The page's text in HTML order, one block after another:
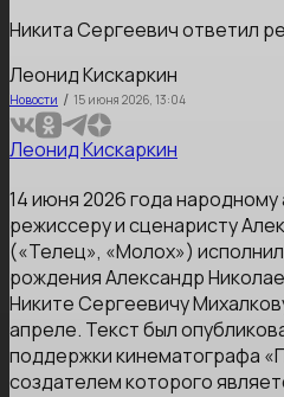
Никита Сергеевич ответил
Леонид Кискаркин
Новости / 15 июня 2026, 13:04
Леонид Кискаркин
14 июня 2026 года народному
режиссеру и сценаристу
(«Телец», «Молох»)
рождения Александр
Никите Сергеевичу
апреле. Текст был
поддержки кинематографа
создателем которого